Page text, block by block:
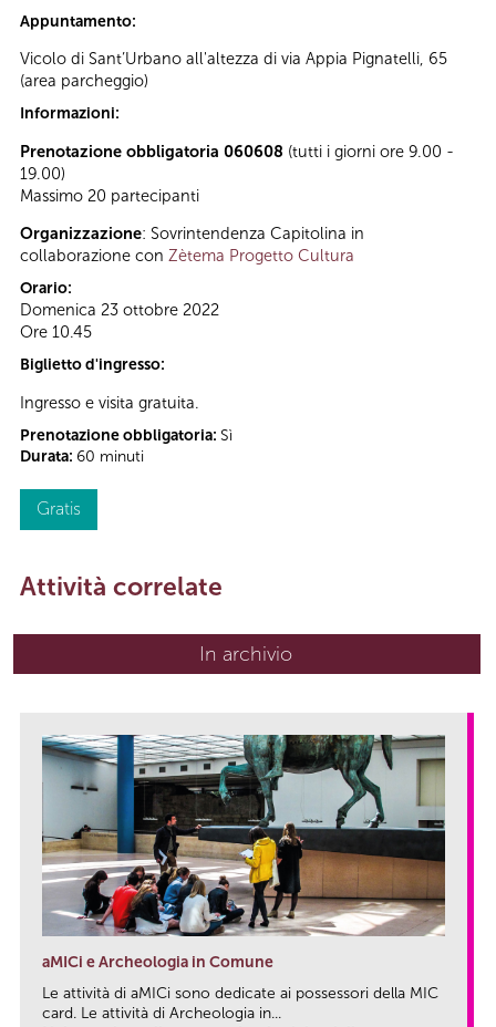
Appuntamento:
Vicolo di Sant’Urbano all'altezza di via Appia Pignatelli, 65
(area parcheggio)
Informazioni:
Prenotazione obbligatoria 060608 (tutti i giorni ore 9.00 -
19.00)
Massimo 20 partecipanti
Organizzazione: Sovrintendenza Capitolina in
collaborazione con Zètema Progetto Cultura
Orario:
Domenica 23 ottobre 2022
Ore 10.45
Biglietto d'ingresso:
Ingresso e visita gratuita.
Prenotazione obbligatoria: Sì
Durata: 60 minuti
Gratis
Attività correlate
In archivio
aMICi e Archeologia in Comune
Le attività di aMICi sono dedicate ai possessori della MIC
card. Le attività di Archeologia in...